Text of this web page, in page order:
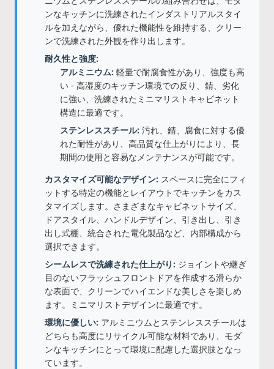
ンなキッチンに洗練されたインダストリアルスタイ
ルを加えながら、優れた機能性を維持する、クリー
ンで洗練された外観を作り出します。
耐久性と強度:
アルミニウム: 軽量で耐腐食性があり、強度も高
い - 高湿度のキッチン環境での反り、錆、劣化
に強い、洗練されたミニマリストキャビネット
構造に最適です。
ステンレススチール: 汚れ、錆、腐食に対する優
れた耐性があり、高品質な仕上がりにより、長
期間の使用と容易なメンテナンスが可能です。
カスタマイズ可能なデザイン: スペースに完全にフィ
ットする特定の機能とレイアウトでキッチンをカス
タマイズします。さまざまなキャビネットサイズ、
ドアスタイル、ハンドルデザイン、引き出し、引き
出し式棚、統合された電化製品など、内部構成から
選択できます。
シームレスで洗練された仕上がり: ジョイントや継ぎ
目のないフラッシュフロントドアを作成する滑らか
な表面で、クリーンでハイエンドな美しさを楽しめ
ます。ミニマリストデザインに最適です。
環境に優しい: アルミニウムとステンレススチールは
どちらも高度にリサイクル可能な材料であり、モダ
ンなキッチンにとって環境に配慮した選択肢となっ
ています。